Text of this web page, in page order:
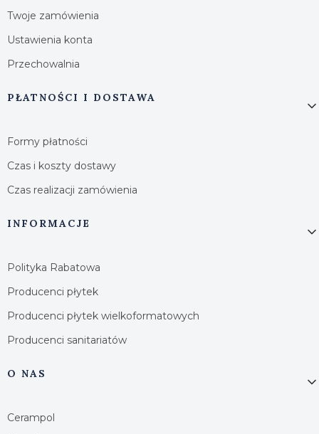
Twoje zamówienia
Ustawienia konta
Przechowalnia
PŁATNOŚCI I DOSTAWA
Formy płatności
Czas i koszty dostawy
Czas realizacji zamówienia
INFORMACJE
Polityka Rabatowa
Producenci płytek
Producenci płytek wielkoformatowych
Producenci sanitariatów
O NAS
Cerampol